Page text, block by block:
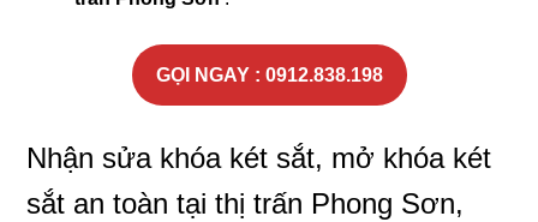
GỌI NGAY : 0912.838.198
Nhận sửa khóa két sắt, mở khóa két
sắt an toàn tại thị trấn Phong Sơn,